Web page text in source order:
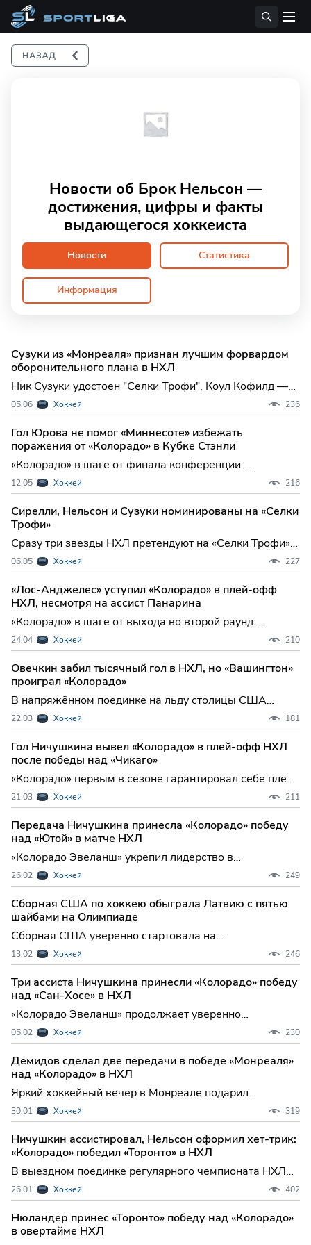
Новости об Брок Нельсон —
достижения, цифры и факты
выдающегося хоккеиста
Новости Статистика
Информация
Сузуки из «Монреаля» признан лучшим форвардом
оборонительного плана в НХЛ
Ник Сузуки удостоен "Селки Трофи", Коул Кофилд —
обладатель "Леди Бинг": триумф "Монреаля" на
церемонии наград НХЛ В минувшем сезоне
Национальной хоккейной лиги сразу два хоккеиста
"Монреаль Канадиенс" оказались в центре внимания
— Ник Сузуки и Ко
05.06 Хоккей 236
Гол Юрова не помог «Миннесоте» избежать
поражения от «Колорадо» в Кубке Стэнли
«Колорадо» в шаге от финала конференции:
уверенная победа над «Миннесотой» в четвертом
матче серии «Колорадо Эвеланш» сделали весомую
заявку на выход в финал Западной конференции,
одержав важную гостевую победу над «Миннесотой
Уайлд» в четвертом
12.05 Хоккей 216
Сирелли, Нельсон и Сузуки номинированы на «Селки
Трофи»
Сразу три звезды НХЛ претендуют на «Селки Трофи»:
Сирелли, Сузуки и Нельсон в числе лучших
оборонительных форвардов сезона В Национальной
хоккейной лиге определились финалисты одной из
самых престижных индивидуальных наград — «Селки
Трофи», вручае
06.05 Хоккей 227
«Лос-Анджелес» уступил «Колорадо» в плей-офф
НХЛ, несмотря на ассист Панарина
«Колорадо» в шаге от выхода во второй раунд:
«Эвеланш» вновь обыграли «Кингз» в Лос-Анджелесе
и ведут в серии 3-0 Хоккеисты «Колорадо Эвеланш»
сделали серьезную заявку на выход во второй раунд
плей-офф НХЛ, одержав третью подряд победу над
«Лос-Ан
24.04 Хоккей 210
Овечкин забил тысячный гол в НХЛ, но «Вашингтон»
проиграл «Колорадо»
В напряжённом поединке на льду столицы США
«Вашингтон Кэпиталз» уступил «Колорадо Эвеланш» в
овертайме, но матч запомнится не только результатом
— российский ветеран Александр Овечкин вписал
своё имя в историю НХЛ, достигнув уникального
рубежа в 1000
22.03 Хоккей 181
Гол Ничушкина вывел «Колорадо» в плей-офф НХЛ
после победы над «Чикаго»
«Колорадо» первым в сезоне гарантировал себе плей-
офф, уверенно разобравшись с «Чикаго» Хоккеисты
«Колорадо Эвеланш» одержали важную выездную
победу над «Чикаго Блэкхокс» в рамках регулярного
чемпионата НХЛ, не только продемонстрировав класс,
но и
21.03 Хоккей 211
Передача Ничушкина принесла «Колорадо» победу
над «Ютой» в матче НХЛ
«Колорадо Эвеланш» укрепил лидерство в
Центральном дивизионе, обыграв «Юту Маммот» в
Солт-Лейк-Сити В Национальной хоккейной лиге
продолжается борьба за плей-офф, и очередной
игровой день подарил болельщикам яркое
противостояние: «Колорадо Эвеланш
26.02 Хоккей 249
Сборная США по хоккею обыграла Латвию с пятью
шайбами на Олимпиаде
Сборная США уверенно стартовала на
Олимпиаде-2026, разгромив Латвию в первом матче
хоккейного турнира. Эта победа не только укрепила
позиции американцев в группе, но и стала ярким
подтверждением высокого уровня команды, в состав
которой после долгого
13.02 Хоккей 246
Три ассиста Ничушкина принесли «Колорадо» победу
над «Сан-Хосе» в НХЛ
«Колорадо Эвеланш» продолжает уверенно
лидировать в Центральном дивизионе Западной
конференции НХЛ, одержав домашнюю победу над
«Сан-Хосе Шаркс» со счетом 4:2. Этот матч стал
очередным подтверждением высокого класса
команды из Денвера и отличной форм
05.02 Хоккей 230
Демидов сделал две передачи в победе «Монреаля»
над «Колорадо» в НХЛ
Яркий хоккейный вечер в Монреале подарил
болельщикам настоящий голевой фейерверк:
"Канадиенс" уверенно переиграли "Колорадо
Эвеланш" со счетом 7:3, одержав одну из самых
результативных побед в нынешнем регулярном
чемпионате НХЛ. Эта встреча не только
30.01 Хоккей 319
Ничушкин ассистировал, Нельсон оформил хет-трик:
«Колорадо» победил «Торонто» в НХЛ
В выездном поединке регулярного чемпионата НХЛ
«Колорадо Эвеланш» уверенно переиграл «Торонто
Мейпл Лифс», продемонстрировав отличную
командную игру и укрепив свои позиции в
Центральном дивизионе. Итоговый счет 4:1 в пользу
гостей не только подчеркну
26.01 Хоккей 402
Нюландер принес «Торонто» победу над «Колорадо»
в овертайме НХЛ